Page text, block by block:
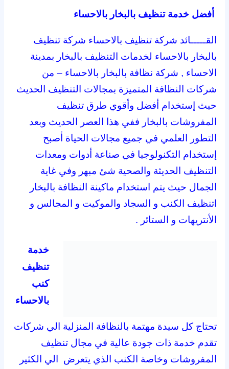
أفضل خدمة تنظيف بالبخار بالاحساء
القـــــائد شركة تنظيف بالاحساء شركة تنظيف
بالبخار بالاحساء لخدمات التنظيف بالبخار بمدينة
الاحساء , شركة نظافة بالبخار بالاحساء – من
شركات النظافة المتميزة بمجالات التنظيف الحديث
حيث إستخدام أفضل وأقوي طرق تنظيف
المفروشات بالبخار ففي هذا العصر الحديث وبعد
التطور العلمي في جميع مجالات الحياة أصبح
إستخدام التكنولوجيا في صناعة أدوات ومعدات
التنظيف الحديثة والصحية شئ مبهر وفي غاية
الجمال حيث يتم استخدام ماكينة النظافة بالبخار
اتنظيف الكنب و السجاد والموكيت و المجالس و
الأنتريهات و الستائر .
خدمة
تنظيف
كنب
بالاحساء
تحتاج كل سيدة مهتمة بالنظافة المنزلية الي شركات
تقدم خدمة ذات جودة عالية في مجال تنظيف
المفروشات وخاصة الكنب الذي يتعرض الي الكثير